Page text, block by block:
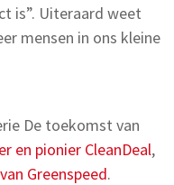
is”. Uiteraard weet
mensen in ons kleine
De toekomst van
en pionier CleanDeal,
Greenspeed.